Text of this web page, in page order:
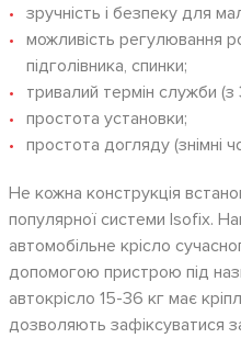
зручність і безпеку для
можливість регулювання
підголівника, спинки;
тривалий термін служби (з
простота установки;
простота догляду (знімні
Не кожна конструкція
популярної системи Isofix.
автомобільне крісло
допомогою пристрою під
автокрісло 15-36 кг має
дозволяють зафіксуватися